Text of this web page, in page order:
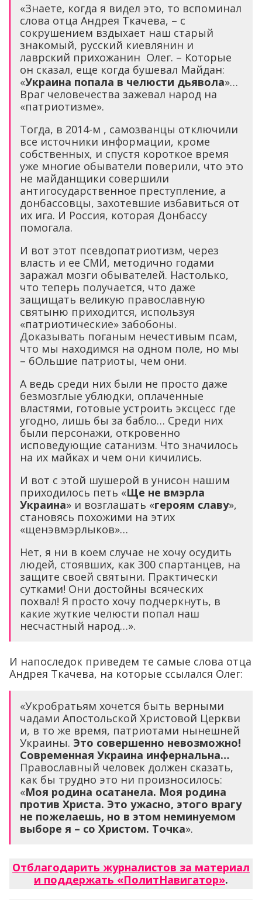
«Знаете, когда я видел это, то вспоминал
слова отца Андрея Ткачева, – с
сокрушением вздыхает наш старый
знакомый, русский киевлянин и
лаврский прихожанин Олег. – Которые
он сказал, еще когда бушевал Майдан:
«Украина попала в челюсти дьявола»…
Враг человечества зажевал народ на
«патриотизме».
Тогда, в 2014-м , самозванцы отключили
все источники информации, кроме
собственных, и спустя короткое время
уже многие обыватели поверили, что это
не майданщики совершили
антигосударственное преступление, а
донбассовцы, захотевшие избавиться от
их ига. И Россия, которая Донбассу
помогала.
И вот этот псевдопатриотизм, через
власть и ее СМИ, методично годами
заражал мозги обывателей. Настолько,
что теперь получается, что даже
защищать великую православную
святыню приходится, используя
«патриотические» забобоны.
Доказывать поганым нечестивым псам,
что мы находимся на одном поле, но мы
– бОльшие патриоты, чем они.
А ведь среди них были не просто даже
безмозглые ублюдки, оплаченные
властями, готовые устроить эксцесс где
угодно, лишь бы за бабло… Среди них
были персонажи, откровенно
исповедующие сатанизм. Что значилось
на их майках и чем они кичились.
И вот с этой шушерой в унисон нашим
приходилось петь «Ще не вмэрла
Украина» и возглашать «героям славу»,
становясь похожими на этих
«щенэвмэрлыков»…
Нет, я ни в коем случае не хочу осудить
людей, стоявших, как 300 спартанцев, на
защите своей святыни. Практически
сутками! Они достойны всяческих
похвал! Я просто хочу подчеркнуть, в
какие жуткие челюсти попал наш
несчастный народ…».
И напоследок приведем те самые слова отца
Андрея Ткачева, на которые ссылался Олег:
«Укробратьям хочется быть верными
чадами Апостольской Христовой Церкви
и, в то же время, патриотами нынешней
Украины. Это совершенно невозможно!
Современная Украина инфернальна…
Православный человек должен сказать,
как бы трудно это ни произносилось:
«Моя родина осатанела. Моя родина
против Христа. Это ужасно, этого врагу
не пожелаешь, но в этом неминуемом
выборе я – со Христом. Точка».
Отблагодарить журналистов за материал
и поддержать «ПолитНавигатор».